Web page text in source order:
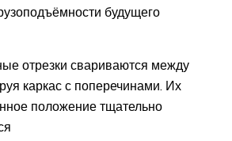
будущего
отрезки свариваются между
каркас с поперечинами. Их
положение тщательно